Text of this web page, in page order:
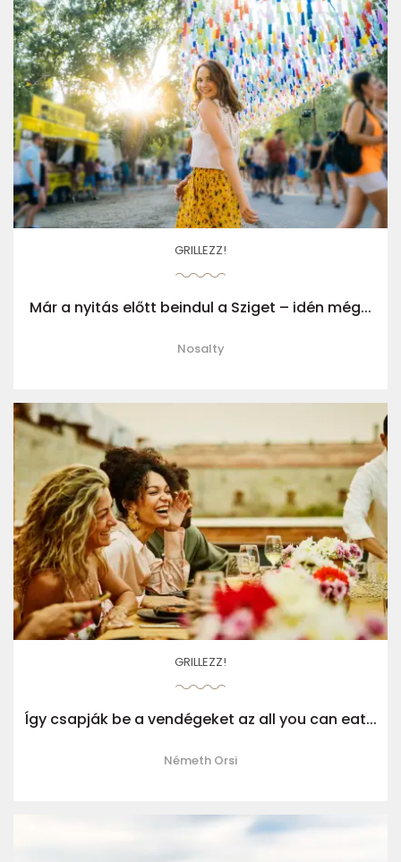
GRILLEZZ!
Már a nyitás előtt beindul a Sziget – idén még...
Nosalty
GRILLEZZ!
Így csapják be a vendégeket az all you can eat...
Németh Orsi